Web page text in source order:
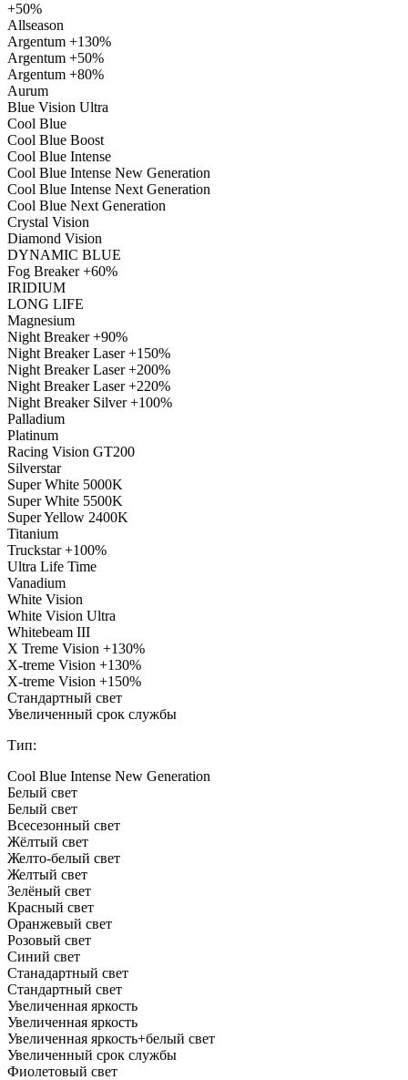
+50%
Allseason
Argentum +130%
Argentum +50%
Argentum +80%
Aurum
Blue Vision Ultra
Cool Blue
Cool Blue Boost
Cool Blue Intense
Cool Blue Intense New Generation
Cool Blue Intense Next Generation
Cool Blue Next Generation
Crystal Vision
Diamond Vision
DYNAMIC BLUE
Fog Breaker +60%
IRIDIUM
LONG LIFE
Magnesium
Night Breaker +90%
Night Breaker Laser +150%
Night Breaker Laser +200%
Night Breaker Laser +220%
Night Breaker Silver +100%
Palladium
Platinum
Racing Vision GT200
Silverstar
Super White 5000K
Super White 5500K
Super Yellow 2400K
Titanium
Truckstar +100%
Ultra Life Time
Vanadium
White Vision
White Vision Ultra
Whitebeam III
X Treme Vision +130%
X-treme Vision +130%
X-treme Vision +150%
Стандартный свет
Увеличенный срок службы
Тип:
Cool Blue Intense New Generation
Белый свет
Белый свет
Всесезонный свет
Жёлтый свет
Желто-белый свет
Желтый свет
Зелёный свет
Красный свет
Оранжевый свет
Розовый свет
Синий свет
Станадартный свет
Стандартный свет
Увеличенная яркость
Увеличенная яркость
Увеличенная яркость+белый свет
Увеличенный срок службы
Фиолетовый свет